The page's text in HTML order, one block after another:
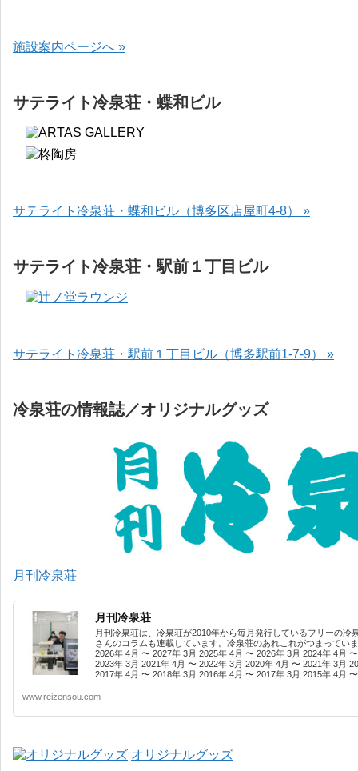
施設案内ページへ »
サテライト冷泉荘・蝶和ビル
サテライト冷泉荘・蝶和ビル（博多区店屋町4-8） »
サテライト冷泉荘・駅前１丁目ビル
サテライト冷泉荘・駅前１丁目ビル（博多駅前1-7-9） »
冷泉荘の情報誌／オリジナルグッズ
月刊冷泉荘
月刊冷泉荘
月刊冷泉荘は、冷泉荘が2010年から毎月発行しているフリーの
さんのコラムも連載しています。冷泉荘のあれこれがつまってい
2026年 4月 〜 2027年 3月 2025年 4月 〜 2026年 3月 2024年 4月
2023年 3月 2021年 4月 〜 2022年 3月 2020年 4月 〜 2021年 3月
2017年 4月 〜 2018年 3月 2016年 4月 〜 2017年 3月 2015年 4月
www.reizensou.com
オリジナルグッズ